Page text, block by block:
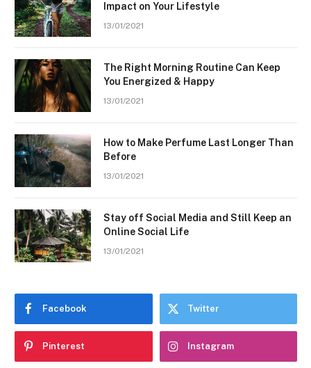
Impact on Your Lifestyle
13/01/2021
The Right Morning Routine Can Keep
You Energized & Happy
13/01/2021
How to Make Perfume Last Longer Than
Before
13/01/2021
Stay off Social Media and Still Keep an
Online Social Life
13/01/2021
Facebook Twitter
Pinterest Instagram